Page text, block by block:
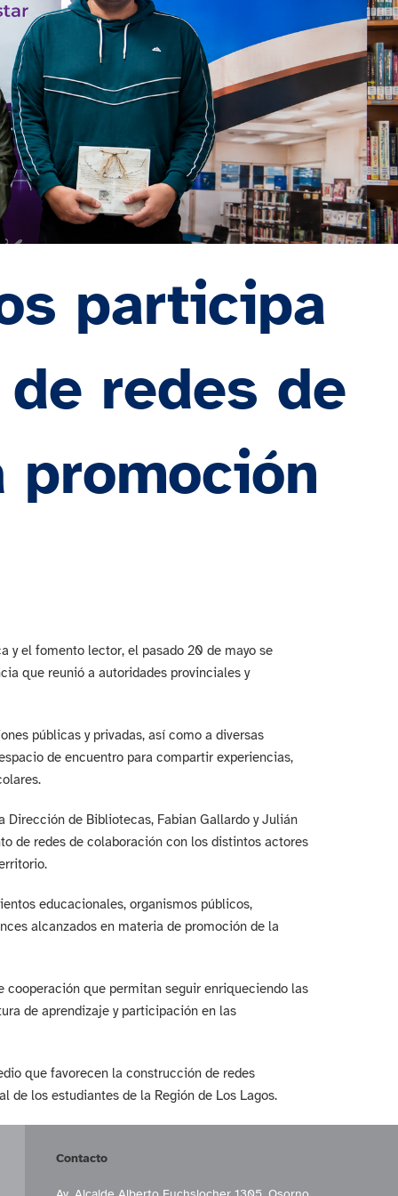
participa
redes de
y el fomento lector, el pasado 20 de mayo se
que reunió a autoridades provinciales y
públicas y privadas, así como a diversas
de encuentro para compartir experiencias,
de Bibliotecas, Fabian Gallardo y Julián
de redes de colaboración con los distintos actores
educacionales, organismos públicos,
alcanzados en materia de promoción de la
que permitan seguir enriqueciendo las
de aprendizaje y participación en las
que favorecen la construcción de redes
los estudiantes de la Región de Los Lagos.
Contacto